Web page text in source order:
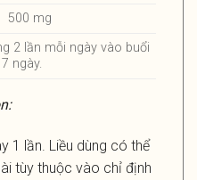
500 mg
2 lần mỗi ngày vào buổi
ngày.
1 lần. Liều dùng có thể
tùy thuộc vào chỉ định